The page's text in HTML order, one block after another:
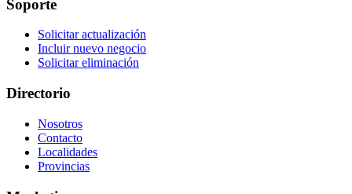
Soporte
Solicitar actualización
Incluir nuevo negocio
Solicitar eliminación
Directorio
Nosotros
Contacto
Localidades
Provincias